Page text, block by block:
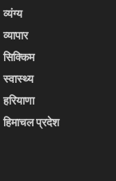
व्यंग्य
व्यापार
सिक्किम
स्वास्थ्य
हरियाणा
हिमाचल प्रदेश